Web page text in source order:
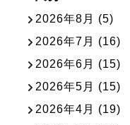
2026年8月 (5)
2026年7月 (16)
2026年6月 (15)
2026年5月 (15)
2026年4月 (19)